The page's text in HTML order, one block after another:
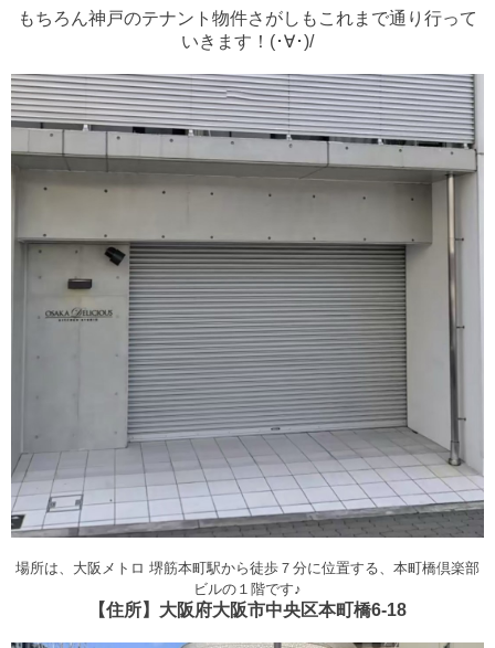
もちろん神戸のテナント物件さがしもこれまで通り行って
いきます！(･∀･)/
場所は、大阪メトロ 堺筋本町駅から徒歩７分に位置する、本町橋倶楽部
ビルの１階です♪
【住所】大阪府大阪市中央区本町橋6-18